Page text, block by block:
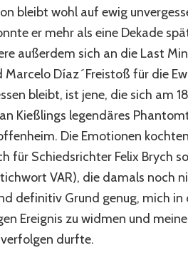
bleibt wohl auf ewig
er mehr als eine Dekade
außerdem sich an die Last
Díaz´Freistoß für die
bleibt, ist jene, die sich am
Kießlings legendäres
Die Emotionen
für Schiedsrichter Felix Brych
VAR), die damals noch
definitiv Grund genug, mich in
Ereignis zu widmen und
durfte.